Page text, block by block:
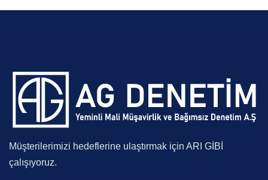
Müşterilerimizi hedeflerine ulaştırmak için ARI GİBİ
çalışıyoruz.